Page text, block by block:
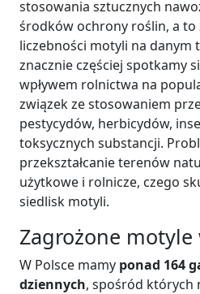
stosowania sztucznych
środków ochrony roślin, a to
liczebności motyli na danym
znacznie częściej spotkamy
wpływem rolnictwa na
związek ze stosowaniem
pestycydów, herbicydów,
toksycznych substancji.
przekształcanie terenów
użytkowe i rolnicze, czego
siedlisk motyli.
Zagrożone motyle
W Polsce mamy ponad 164
dziennych, spośród których